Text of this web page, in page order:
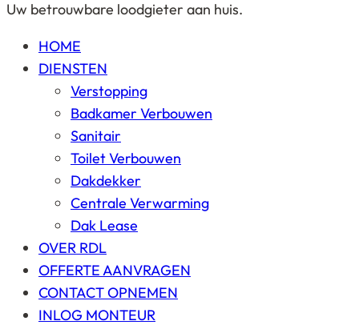
Uw betrouwbare loodgieter aan huis.
HOME
DIENSTEN
Verstopping
Badkamer Verbouwen
Sanitair
Toilet Verbouwen
Dakdekker
Centrale Verwarming
Dak Lease
OVER RDL
OFFERTE AANVRAGEN
CONTACT OPNEMEN
INLOG MONTEUR